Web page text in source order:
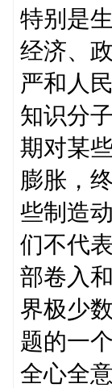
特别是
经济、
严和人
知识分
期对某
膨胀，
些制造
们不代
部卷入
界极少
题的一
全心全